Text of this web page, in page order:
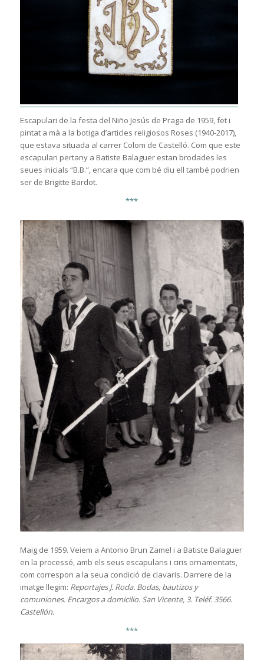
Escapulari de la festa del Niño Jesús de Praga de 1959, fet i
pintat a mà a la botiga d’articles religiosos Roses (1940-2017),
que estava situada al carrer Colom de Castelló. Com que este
escapulari pertany a Batiste Balaguer estan brodades les
seues inicials “B.B.”, encara que com bé diu ell també podrien
ser de Brigitte Bardot.
***
Maig de 1959. Veiem a Antonio Brun Zamel i a Batiste Balaguer
en la processó, amb els seus escapularis i ciris ornamentats,
com correspon a la seua condició de clavaris. Darrere de la
imatge llegim: Reportajes J. Roda. Bodas, bautizos y
comuniones. Encargos a domicilio. San Vicente, 3. Teléf. 3566.
Castellón.
***